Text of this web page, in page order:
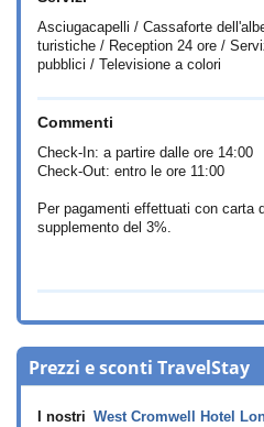
Asciugacapelli / Cassaforte
turistiche / Reception 24 ore /
pubblici / Televisione a colori
Commenti
Check-In: a partire dalle ore 14:00
Check-Out: entro le ore 11:00
Per pagamenti effettuati con carta
supplemento del 3%.
Prezzi e sconti TravelStay
I nostri West Cromwell Hotel